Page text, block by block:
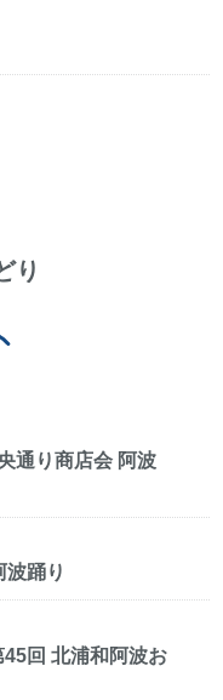
り
通り商店会 阿波
踊り
回 北浦和阿波お